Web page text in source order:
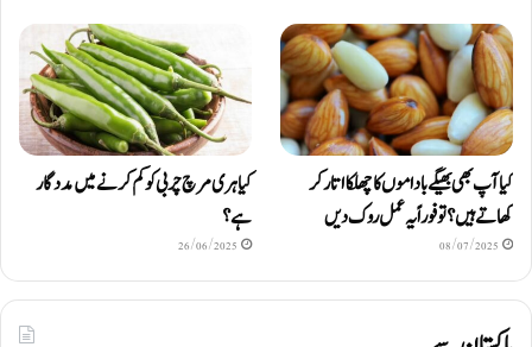
کیا آپ بھی بھیگے باداموں کا چھلکا اتار کر
کھاتے ہیں؟ تو فوراً یہ عمل روک دیں
08/07/2025
کیا ہری مرچ چربی کو کم کرنے میں مددگار
ہے؟
26/06/2025